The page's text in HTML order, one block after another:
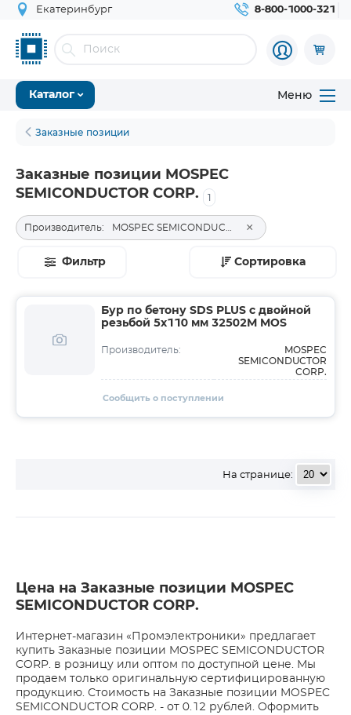
Екатеринбург 8-800-1000-321
Каталог Меню
Заказные позиции
Заказные позиции MOSPEC
SEMICONDUCTOR CORP.
1
Производитель: ×
Фильтр Сортировка
Бур по бетону SDS PLUS с двойной
резьбой 5х110 мм 32502М MOS
Производитель:
MOSPEC
SEMICONDUCTOR
CORP.
Сообщить о поступлении
На странице:
Цена на Заказные позиции MOSPEC
SEMICONDUCTOR CORP.
Интернет-магазин «Промэлектроники» предлагает
купить Заказные позиции MOSPEC SEMICONDUCTOR
CORP. в розницу или оптом по доступной цене. Мы
продаем только оригинальную сертифицированную
продукцию. Стоимость на Заказные позиции MOSPEC
SEMICONDUCTOR CORP. - от 0.12 рублей. Оформить